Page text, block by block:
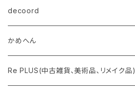
decoord
かめへん
Re PLUS(中古雑貨、美術品、リメイク品)